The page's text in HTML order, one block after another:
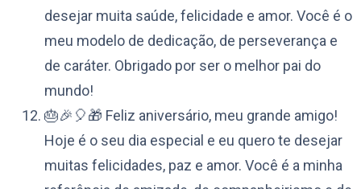
desejar muita saúde, felicidade e amor. Você é o
meu modelo de dedicação, de perseverança e
de caráter. Obrigado por ser o melhor pai do
mundo!
🎂🎉🎈🎁 Feliz aniversário, meu grande amigo!
Hoje é o seu dia especial e eu quero te desejar
muitas felicidades, paz e amor. Você é a minha